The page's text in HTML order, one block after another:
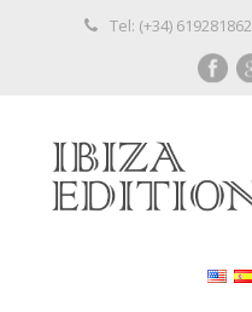
Tel: (+34) 619281862